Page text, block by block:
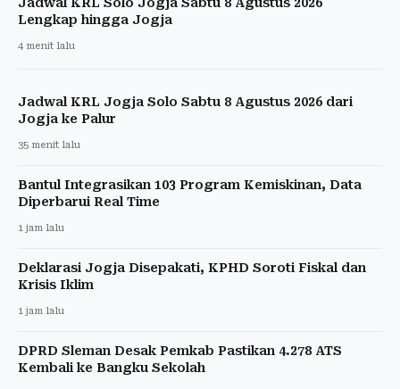
Lengkap hingga Jogja
4 menit lalu
Jadwal KRL Jogja Solo Sabtu 8 Agustus 2026 dari
Jogja ke Palur
35 menit lalu
Bantul Integrasikan 103 Program Kemiskinan, Data
Diperbarui Real Time
1 jam lalu
Deklarasi Jogja Disepakati, KPHD Soroti Fiskal dan
Krisis Iklim
1 jam lalu
DPRD Sleman Desak Pemkab Pastikan 4.278 ATS
Kembali ke Bangku Sekolah